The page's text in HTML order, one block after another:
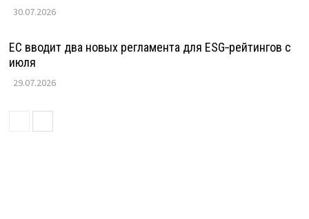
30.07.2026
ЕС вводит два новых регламента для ESG‑рейтингов с
июля
29.07.2026